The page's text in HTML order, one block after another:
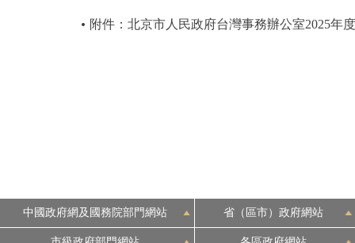
附件：北京市人民政府台灣事務辦公室2025年
中國政府網及國務院部門網站 省（區市）政府網站